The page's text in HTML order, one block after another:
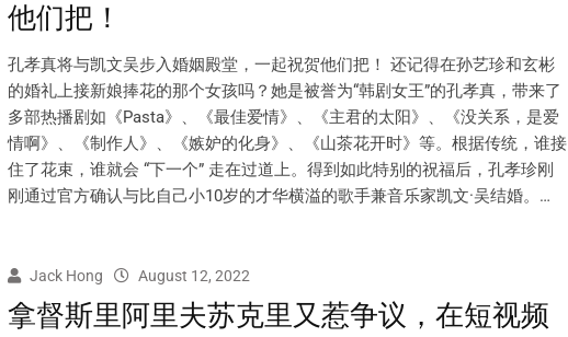
他们把！
孔孝真将与凯文吴步入婚姻殿堂，一起祝贺他们把！ 还记得在孙艺珍和玄彬
的婚礼上接新娘捧花的那个女孩吗？她是被誉为“韩剧女王”的孔孝真，带来了
多部热播剧如《Pasta》、《最佳爱情》、《主君的太阳》、《没关系，是爱
情啊》、《制作人》、《嫉妒的化身》、《山茶花开时》等。根据传统，谁接
住了花束，谁就会 “下一个” 走在过道上。得到如此特别的祝福后，孔孝珍刚
刚通过官方确认与比自己小10岁的才华横溢的歌手兼音乐家凯文·吴结婚。…
Jack Hong August 12, 2022
拿督斯里阿里夫苏克里又惹争议，在短视频